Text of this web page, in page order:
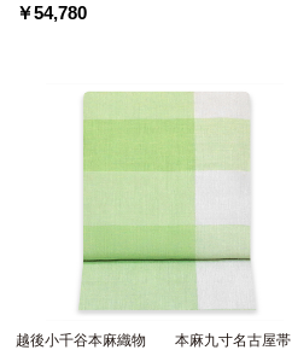
￥54,780
越後小千谷本麻織物 本麻九寸名古屋帯